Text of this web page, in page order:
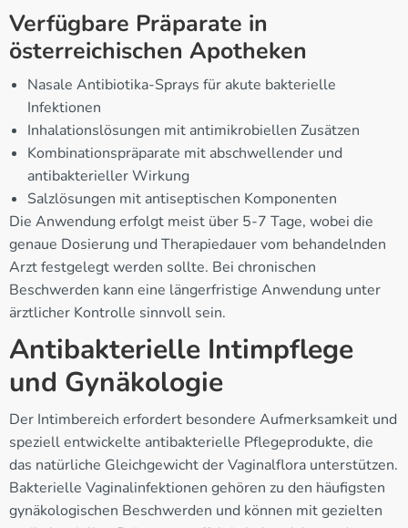
Verfügbare Präparate in
österreichischen Apotheken
Nasale Antibiotika-Sprays für akute bakterielle
Infektionen
Inhalationslösungen mit antimikrobiellen Zusätzen
Kombinationspräparate mit abschwellender und
antibakterieller Wirkung
Salzlösungen mit antiseptischen Komponenten
Die Anwendung erfolgt meist über 5-7 Tage, wobei die
genaue Dosierung und Therapiedauer vom behandelnden
Arzt festgelegt werden sollte. Bei chronischen
Beschwerden kann eine längerfristige Anwendung unter
ärztlicher Kontrolle sinnvoll sein.
Antibakterielle Intimpflege
und Gynäkologie
Der Intimbereich erfordert besondere Aufmerksamkeit und
speziell entwickelte antibakterielle Pflegeprodukte, die
das natürliche Gleichgewicht der Vaginalflora unterstützen.
Bakterielle Vaginalinfektionen gehören zu den häufigsten
gynäkologischen Beschwerden und können mit gezielten